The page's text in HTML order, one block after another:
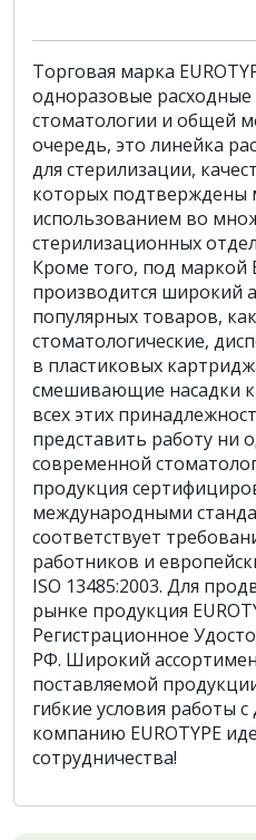
Торговая марка
одноразовые
стоматологии и общей
очередь, это линейка
для стерилизации,
которых подтверждены
использованием во
стерилизационных
Кроме того, под маркой
производится широкий
популярных товаров,
стоматологические,
в пластиковых
смешивающие насадки к
всех этих
представить работу ни
современной
продукция
международными
соответствует
работников и
ISO 13485:2003. Для
рынке продукция
Регистрационное
РФ. Широкий
поставляемой
гибкие условия работы
компанию EUROTYPE
сотрудничества!